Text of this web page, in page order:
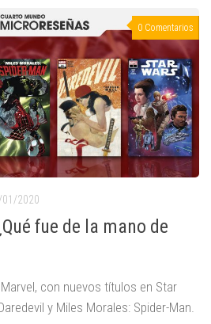
0 Comentarios
01/2020
fue de la mano de
con nuevos títulos en Star
y Miles Morales: Spider-Man.